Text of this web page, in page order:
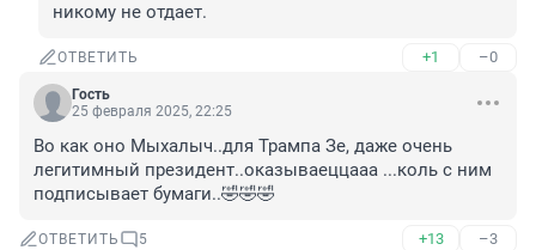
никому не отдает.
ОТВЕТИТЬ +1 –0
Гость
25 февраля 2025, 22:25
Во как оно Мыхалыч..для Трампа Зе, даже очень
легитимный президент..оказываеццааа ...коль с ним
подписывает бумаги..🤣🤣🤣
ОТВЕТИТЬ 5 +13 –3